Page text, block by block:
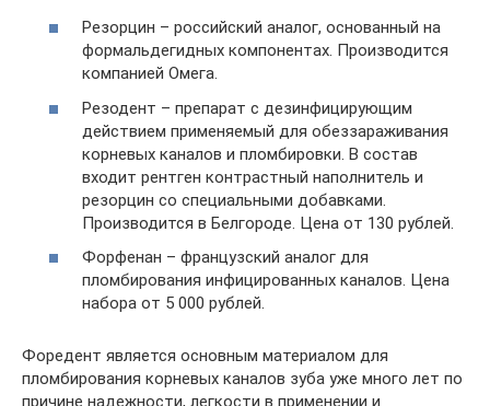
Резорцин – российский аналог, основанный на
формальдегидных компонентах. Производится
компанией Омега.
Резодент – препарат с дезинфицирующим
действием применяемый для обеззараживания
корневых каналов и пломбировки. В состав
входит рентген контрастный наполнитель и
резорцин со специальными добавками.
Производится в Белгороде. Цена от 130 рублей.
Форфенан – французский аналог для
пломбирования инфицированных каналов. Цена
набора от 5 000 рублей.
Форедент является основным материалом для
пломбирования корневых каналов зуба уже много лет по
причине надежности, легкости в применении и